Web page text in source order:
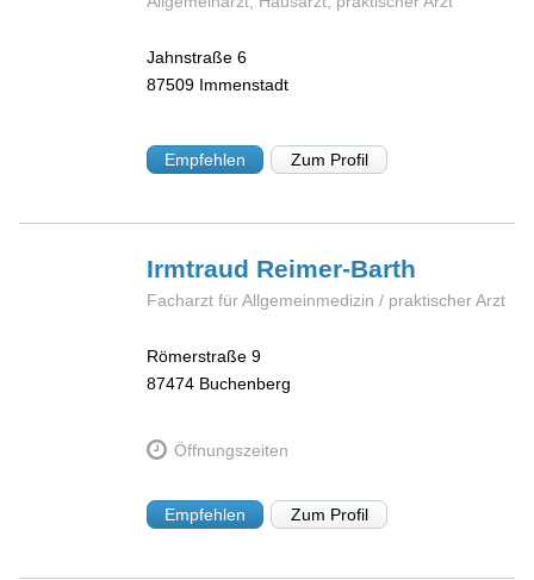
Jahnstraße 6
87509 Immenstadt
Empfehlen Zum Profil
Irmtraud Reimer-Barth
Facharzt für Allgemeinmedizin / praktischer Arzt
Römerstraße 9
87474 Buchenberg
Öffnungszeiten
Empfehlen Zum Profil